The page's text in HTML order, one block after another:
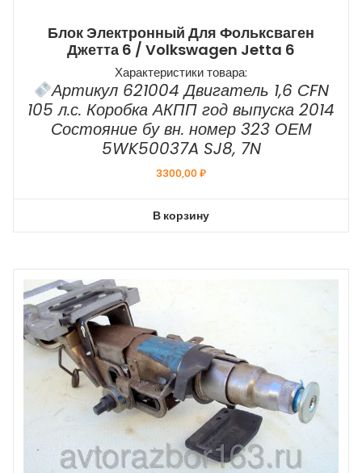
Блок Электронный Для Фольксваген
Джетта 6 / Volkswagen Jetta 6
Характеристики товара:
Артикул 621004 Двигатель 1,6 CFN
105 л.с. Коробка АКПП год выпуска 2014
Состояние бу вн. номер 323 ОЕМ
5WK50037A SJ8, 7N
3300,00₽
В корзину